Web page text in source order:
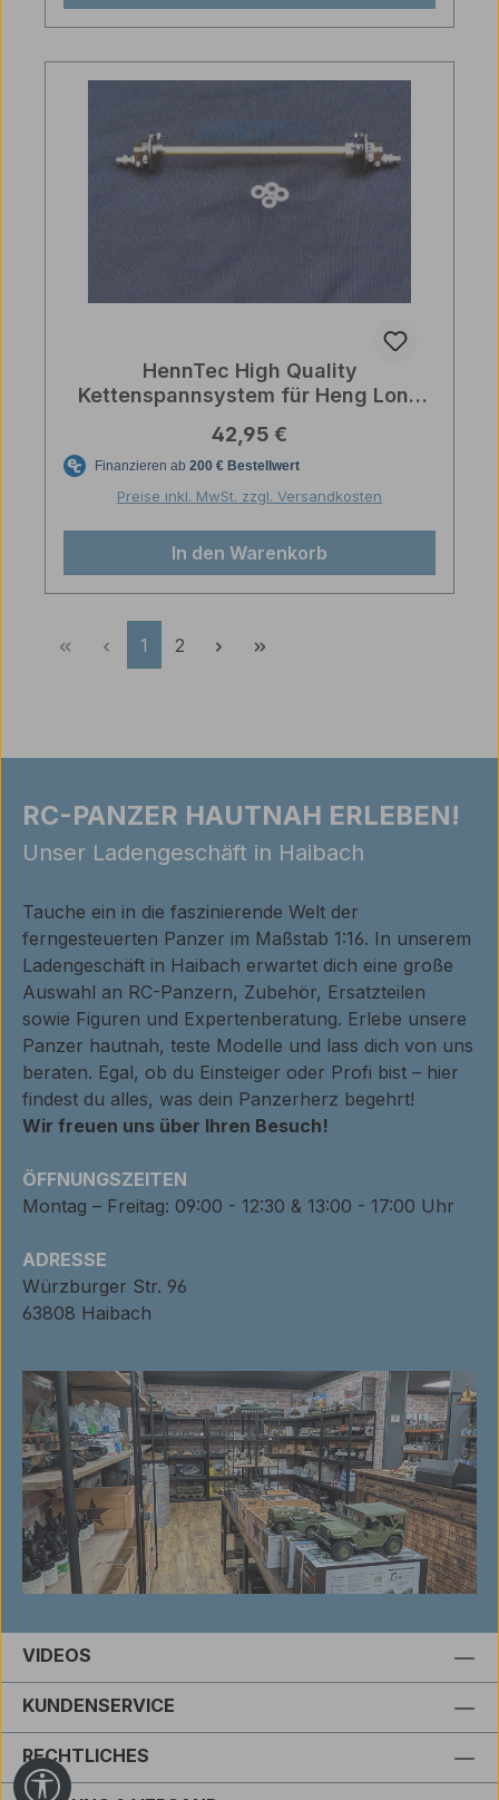
HennTec High Quality
Kettenspannsystem für Heng Long
Regulärer Preis:
42,95 €
Preise inkl. MwSt. zzgl. Versandkosten
In den Warenkorb
Seite
1 Seite
2
RC-PANZER HAUTNAH ERLEBEN!
Unser Ladengeschäft in Haibach
Tauche ein in die faszinierende Welt der
ferngesteuerten Panzer im Maßstab 1:16. In unserem
Ladengeschäft in Haibach erwartet dich eine große
Auswahl an RC-Panzern, Zubehör, Ersatzteilen
sowie Figuren und Expertenberatung. Erlebe unsere
Panzer hautnah, teste Modelle und lass dich von uns
beraten. Egal, ob du Einsteiger oder Profi bist – hier
findest du alles, was dein Panzerherz begehrt!
Wir freuen uns über Ihren Besuch!
ÖFFNUNGSZEITEN
Montag – Freitag: 09:00 - 12:30 & 13:00 - 17:00 Uhr
ADRESSE
Würzburger Str. 96
63808 Haibach
VIDEOS
KUNDENSERVICE
RECHTLICHES
Werkzeugleiste anzeigen